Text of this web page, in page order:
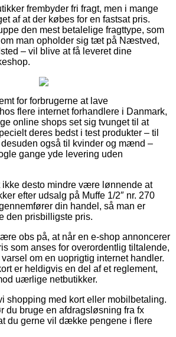
frembyder fri fragt, men i mange
af at der købes for en fastsat pris.
den mest betalelige fragttype, som
man opholder sig tæt på Næstved,
– vil blive at få leveret dine
for forbrugerne at lave
flere internet forhandlere i Danmark,
online shops set sig tvunget til at
deres bedst i test produkter – til
også til kvinder og mænd –
gange yde levering uden
desto mindre være lønnende at
efter udsalg på Muffe 1/2″ nr. 270
din handel, så man er
den prisbilligste pris.
obs på, at når en e-shop annoncerer
som anses for overordentlig tiltalende,
om en uoprigtig internet handler.
er heldigvis en del af et reglement,
uærlige netbutikker.
shopping med kort eller mobilbetaling.
du bruge en afdragsløsning fra fx
du gerne vil dække pengene i flere